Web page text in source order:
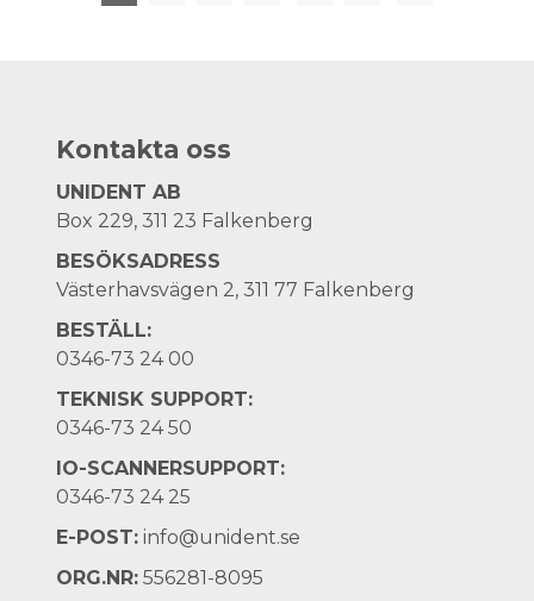
Kontakta oss
UNIDENT AB
Box 229, 311 23 Falkenberg
BESÖKSADRESS
Västerhavsvägen 2, 311 77 Falkenberg
BESTÄLL:
0346-73 24 00
TEKNISK SUPPORT:
0346-73 24 50
IO-SCANNERSUPPORT:
0346-73 24 25
E-POST: info@unident.se
ORG.NR: 556281-8095